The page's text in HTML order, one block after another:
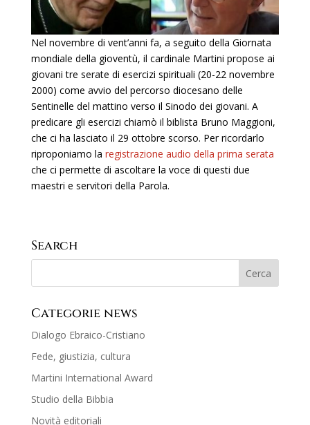
Nel novembre di vent’anni fa, a seguito della Giornata
mondiale della gioventù, il cardinale Martini propose ai
giovani tre serate di esercizi spirituali (20-22 novembre
2000) come avvio del percorso diocesano delle
Sentinelle del mattino verso il Sinodo dei giovani. A
predicare gli esercizi chiamò il biblista Bruno Maggioni,
che ci ha lasciato il 29 ottobre scorso. Per ricordarlo
riproponiamo la registrazione audio della prima serata
che ci permette di ascoltare la voce di questi due
maestri e servitori della Parola.
Search
Categorie news
Dialogo Ebraico-Cristiano
Fede, giustizia, cultura
Martini International Award
Studio della Bibbia
Novità editoriali